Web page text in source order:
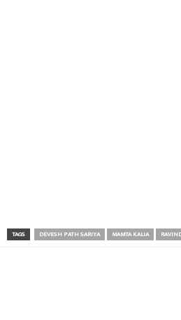
TAGS DEVESH PATH SARIYA MAMTA KALIA